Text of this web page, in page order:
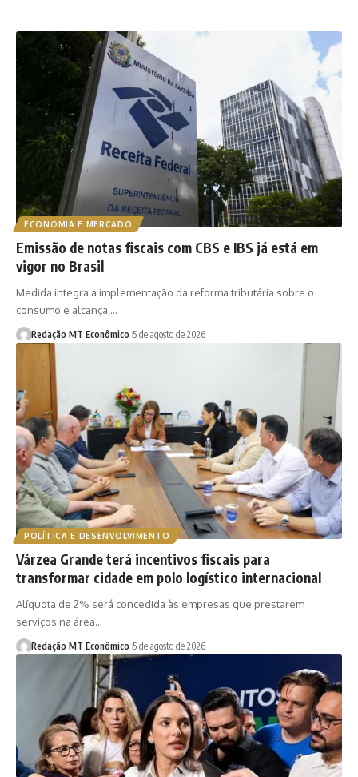
ECONOMIA E MERCADO
Emissão de notas fiscais com CBS e IBS já está em
vigor no Brasil
Medida integra a implementação da reforma tributária sobre o
consumo e alcança,…
Redação MT Econômico 5 de agosto de 2026
POLÍTICA E DESENVOLVIMENTO
Várzea Grande terá incentivos fiscais para
transformar cidade em polo logístico internacional
Alíquota de 2% será concedida às empresas que prestarem
serviços na área…
Redação MT Econômico 5 de agosto de 2026